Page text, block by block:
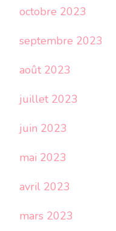
octobre 2023
septembre 2023
août 2023
juillet 2023
juin 2023
mai 2023
avril 2023
mars 2023